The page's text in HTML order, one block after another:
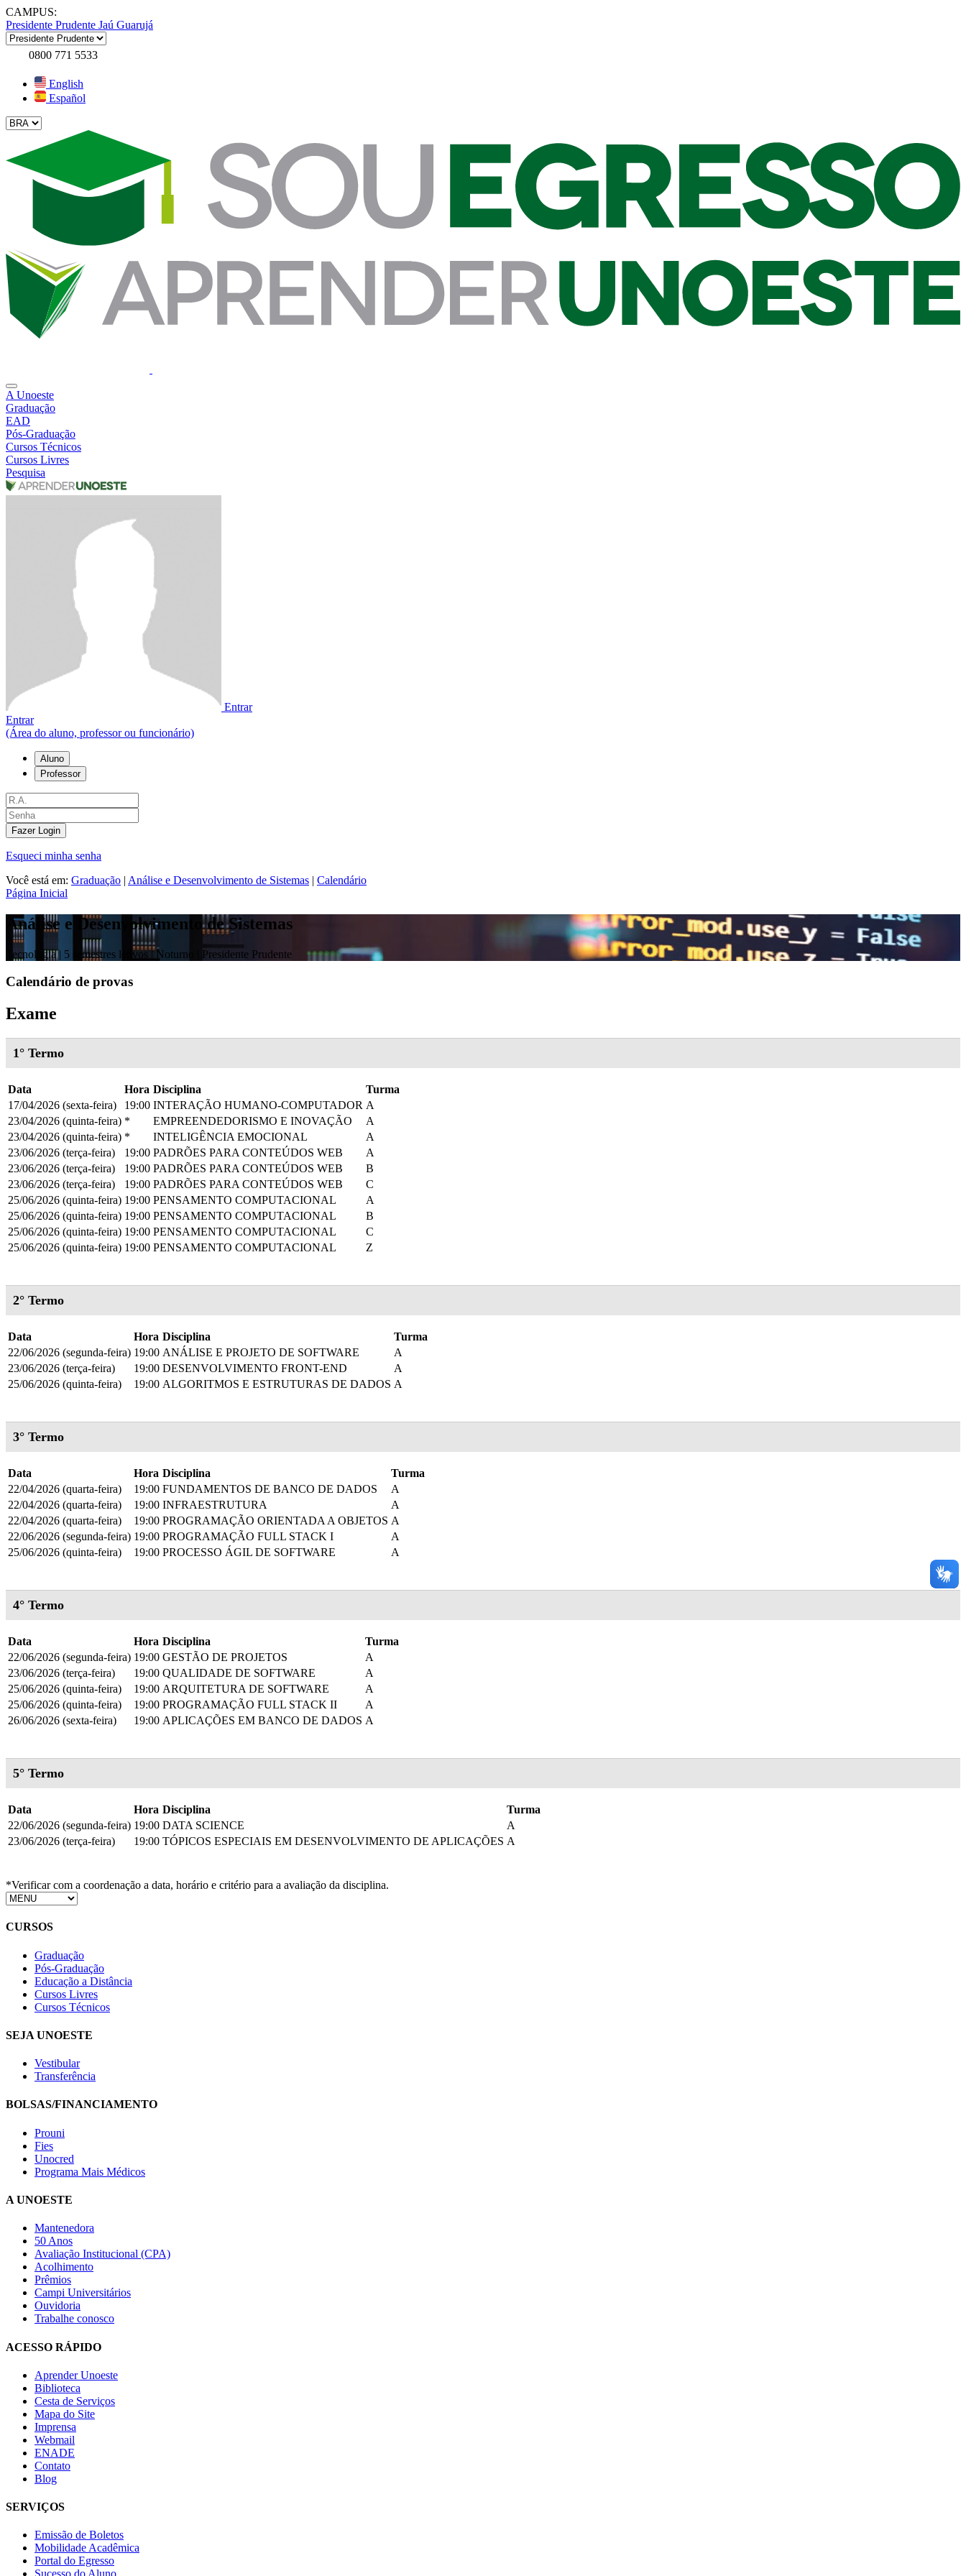
CAMPUS:
Presidente Prudente Jaú Guarujá
0800 771 5533
English
Español
A Unoeste
Graduação
EAD
Pós-Graduação
Cursos Técnicos
Cursos Livres
Pesquisa
Entrar
Entrar
(Área do aluno, professor ou funcionário)
Aluno
Professor
Fazer Login
Esqueci minha senha
Você está em: Graduação | Análise e Desenvolvimento de Sistemas | Calendário
Página Inicial
Análise e Desenvolvimento de Sistemas
Tecnologia | 5 semestres letivos | Noturno | Presidente Prudente
Calendário de provas
Exame
1° Termo
Data Hora Disciplina
Turma
17/04/2026 (sexta-feira)
19:00 INTERAÇÃO HUMANO-COMPUTADOR A
23/04/2026 (quinta-feira) * EMPREENDEDORISMO E INOVAÇÃO
A
23/04/2026 (quinta-feira) * INTELIGÊNCIA EMOCIONAL
A
23/06/2026 (terça-feira)
19:00 PADRÕES PARA CONTEÚDOS WEB
A
23/06/2026 (terça-feira)
19:00 PADRÕES PARA CONTEÚDOS WEB
B
23/06/2026 (terça-feira)
19:00 PADRÕES PARA CONTEÚDOS WEB
C
25/06/2026 (quinta-feira) 19:00 PENSAMENTO COMPUTACIONAL
A
25/06/2026 (quinta-feira) 19:00 PENSAMENTO COMPUTACIONAL
B
25/06/2026 (quinta-feira) 19:00 PENSAMENTO COMPUTACIONAL
C
25/06/2026 (quinta-feira) 19:00 PENSAMENTO COMPUTACIONAL Z
2° Termo
Data Hora Disciplina
Turma
22/06/2026 (segunda-feira) 19:00 ANÁLISE E PROJETO DE SOFTWARE
A
23/06/2026 (terça-feira)
19:00 DESENVOLVIMENTO FRONT-END
A
25/06/2026 (quinta-feira)
19:00 ALGORITMOS E ESTRUTURAS DE DADOS A
3° Termo
Data Hora Disciplina
Turma
22/04/2026 (quarta-feira)
19:00 FUNDAMENTOS DE BANCO DE DADOS
A
22/04/2026 (quarta-feira)
19:00 INFRAESTRUTURA
A
22/04/2026 (quarta-feira)
19:00 PROGRAMAÇÃO ORIENTADA A OBJETOS A
22/06/2026 (segunda-feira) 19:00 PROGRAMAÇÃO FULL STACK I
A
25/06/2026 (quinta-feira)
19:00 PROCESSO ÁGIL DE SOFTWARE A
4° Termo
Data Hora Disciplina
Turma
22/06/2026 (segunda-feira) 19:00 GESTÃO DE PROJETOS
A
23/06/2026 (terça-feira)
19:00 QUALIDADE DE SOFTWARE
A
25/06/2026 (quinta-feira)
19:00 ARQUITETURA DE SOFTWARE
A
25/06/2026 (quinta-feira)
19:00 PROGRAMAÇÃO FULL STACK II
A
26/06/2026 (sexta-feira)
19:00 APLICAÇÕES EM BANCO DE DADOS A
5° Termo
Data Hora Disciplina
Turma
22/06/2026 (segunda-feira) 19:00 DATA SCIENCE
A
23/06/2026 (terça-feira)
19:00 TÓPICOS ESPECIAIS EM DESENVOLVIMENTO DE APLICAÇÕES A
*Verificar com a coordenação a data, horário e critério para a avaliação da disciplina.
CURSOS
Graduação
Pós-Graduação
Educação a Distância
Cursos Livres
Cursos Técnicos
SEJA UNOESTE
Vestibular
Transferência
BOLSAS/FINANCIAMENTO
Prouni
Fies
Unocred
Programa Mais Médicos
A UNOESTE
Mantenedora
50 Anos
Avaliação Institucional (CPA)
Acolhimento
Prêmios
Campi Universitários
Ouvidoria
Trabalhe conosco
ACESSO RÁPIDO
Aprender Unoeste
Biblioteca
Cesta de Serviços
Mapa do Site
Imprensa
Webmail
ENADE
Contato
Blog
SERVIÇOS
Emissão de Boletos
Mobilidade Acadêmica
Portal do Egresso